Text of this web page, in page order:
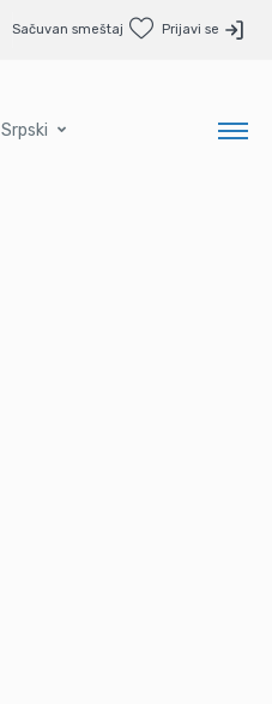
Sačuvan smeštaj Prijavi se
Srpski